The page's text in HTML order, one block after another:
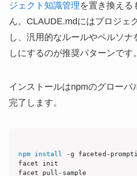
ジェクト知識管理を置き換える
ん。CLAUDE.mdにはプロジェ
し、汎用的なルールやペルソナ
しにするのが推奨パターンです。
インストールはnpmのグローバ
完了します。
npm install
-g faceted-
facet init